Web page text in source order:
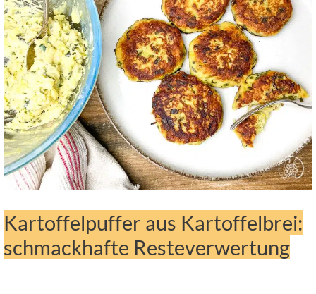
Kartoffelpuffer aus Kartoffelbrei:
schmackhafte Resteverwertung